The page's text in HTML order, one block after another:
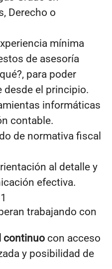
Derecho o
mínima
de asesoría
para poder
desde el principio.
informáticas
contable.
de normativa fiscal
al detalle y
efectiva.
trabajando con
continuo con acceso
y posibilidad de